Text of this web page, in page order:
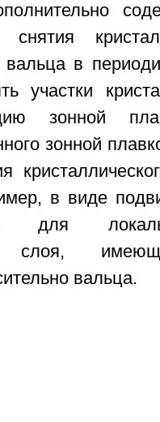
снятия
вальца в
участки
зонной
зонной
в виде
для
слоя,
вальца.